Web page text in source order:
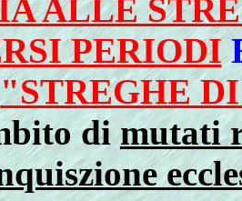
ALLE
PERIODI
"STREGHE
dimutati